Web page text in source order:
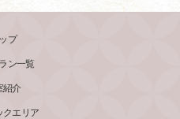
プ
ン一覧
紹介
クエリア